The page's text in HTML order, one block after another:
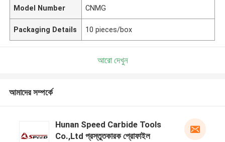
Model Number CNMG
Packaging Details 10 pieces/box
আরো দেখুন
আমাদের সম্পর্কে
Hunan Speed Carbide Tools
Co.,Ltd প্রস্তুতকারক প্রোফাইল